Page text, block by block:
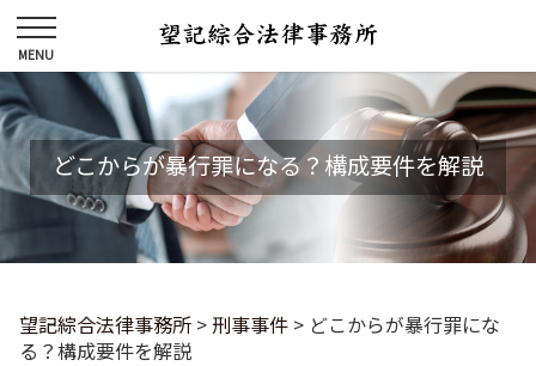
どこからが暴行罪になる？構成要件を解説
望記綜合法律事務所 > 刑事事件 > どこからが暴行罪にな
る？構成要件を解説